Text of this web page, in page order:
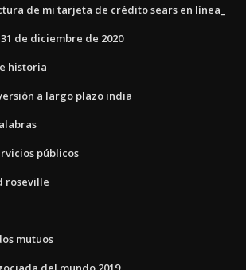
de mi tarjeta de crédito sears en línea_
de diciembre de 2020
historia
a largo plazo india
públicos
roseville
mutuos